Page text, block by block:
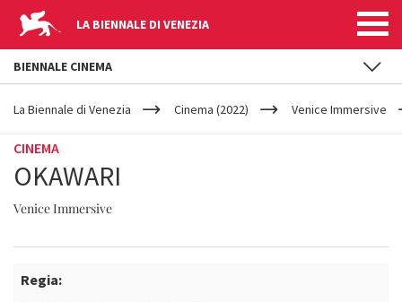
LA BIENNALE DI VENEZIA
YOUR
ARE
La Biennale di Venezia Cinema (2022) Venice Immersive
CINEMA
OKAWARI
Venice Immersive
Regia:
BIENNALE CINEMA